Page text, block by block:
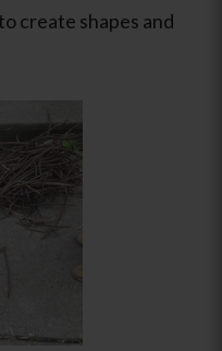
create shapes and